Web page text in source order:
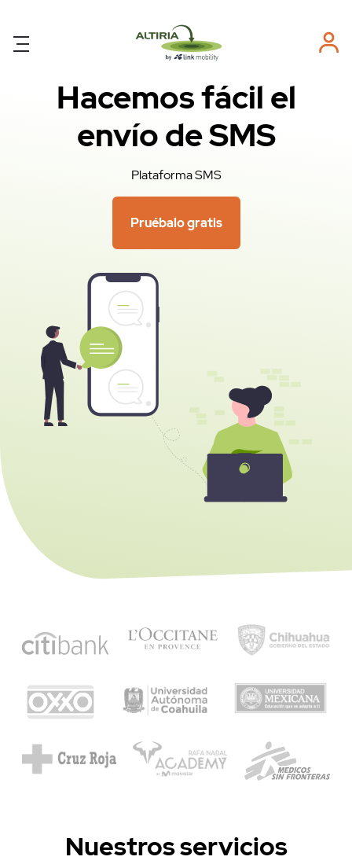
Hacemos fácil el
envío de SMS
Plataforma SMS
Pruébalo gratis
Nuestros servicios